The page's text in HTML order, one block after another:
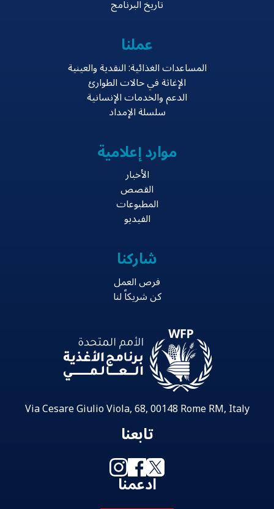
تاريخ البرنامج
عملنا
المساعدات الغذائية: النقدية والعينية
الإغاثة في حالات الطوارئ
الدعم والخدمات الإنسانية
سلسلة الإمداد
موارد إعلامية
الأخبار
القصص
المطبوعات
الفيديو
شاركنا
فرص العمل
كن شريكاً لنا
Via Cesare Giulio Viola, 68, 00148 Rome RM, Italy
تابعنا
ادعمنا